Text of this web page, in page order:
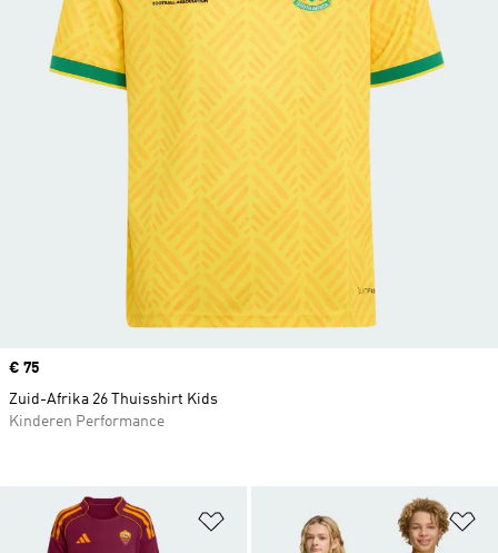
Op verlanglijst zetten
Price
€ 75
Zuid-Afrika 26 Thuisshirt Kids
Kinderen Performance